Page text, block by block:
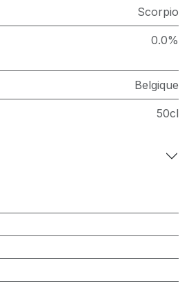
Scorpio
0.0%
Belgique
50cl